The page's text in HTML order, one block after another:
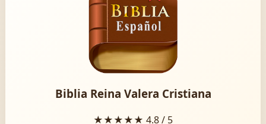
Biblia Reina Valera Cristiana
★★★★★ 4.8 / 5